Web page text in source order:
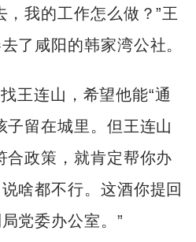
，我的工作怎么做？”王
了咸阳的韩家湾公社。
王连山，希望他能“通
子留在城里。但王连山
合政策，就肯定帮你办
啥都不行。这酒你提回
党委办公室。”